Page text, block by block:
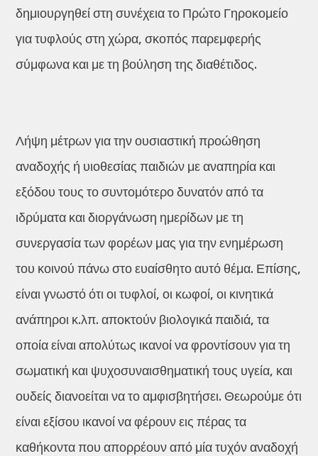
δημιουργηθεί στη συνέχεια το Πρώτο Γηροκομείο
για τυφλούς στη χώρα, σκοπός παρεμφερής
σύμφωνα και με τη βούληση της διαθέτιδος.
Λήψη μέτρων για την ουσιαστική προώθηση
αναδοχής ή υιοθεσίας παιδιών με αναπηρία και
εξόδου τους το συντομότερο δυνατόν από τα
ιδρύματα και διοργάνωση ημερίδων με τη
συνεργασία των φορέων μας για την ενημέρωση
του κοινού πάνω στο ευαίσθητο αυτό θέμα. Επίσης,
είναι γνωστό ότι οι τυφλοί, οι κωφοί, οι κινητικά
ανάπηροι κ.λπ. αποκτούν βιολογικά παιδιά, τα
οποία είναι απολύτως ικανοί να φροντίσουν για τη
σωματική και ψυχοσυναισθηματική τους υγεία, και
ουδείς διανοείται να το αμφισβητήσει. Θεωρούμε ότι
είναι εξίσου ικανοί να φέρουν εις πέρας τα
καθήκοντα που απορρέουν από μία τυχόν αναδοχή